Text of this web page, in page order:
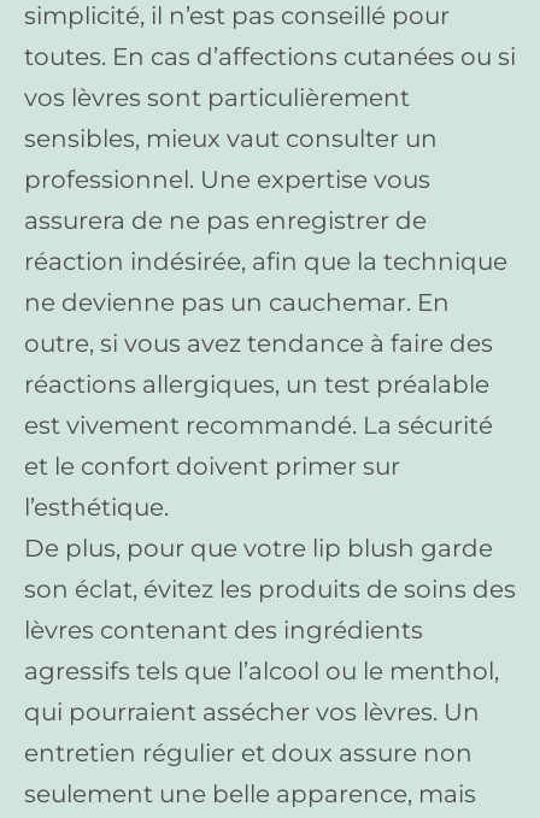
simplicité, il n’est pas conseillé pour
toutes. En cas d’affections cutanées ou si
vos lèvres sont particulièrement
sensibles, mieux vaut consulter un
professionnel. Une expertise vous
assurera de ne pas enregistrer de
réaction indésirée, afin que la technique
ne devienne pas un cauchemar. En
outre, si vous avez tendance à faire des
réactions allergiques, un test préalable
est vivement recommandé. La sécurité
et le confort doivent primer sur
l’esthétique.
De plus, pour que votre lip blush garde
son éclat, évitez les produits de soins des
lèvres contenant des ingrédients
agressifs tels que l’alcool ou le menthol,
qui pourraient assécher vos lèvres. Un
entretien régulier et doux assure non
seulement une belle apparence, mais